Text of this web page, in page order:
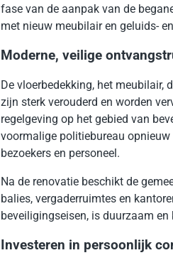
fase van de aanpak van de
met nieuw meubilair en geluids-
Moderne, veilige
De vloerbedekking, het meubilair,
zijn sterk verouderd en worden
regelgeving op het gebied van
voormalige politiebureau
bezoekers en personeel.
Na de renovatie beschikt de
balies, vergaderruimtes en
beveiligingseisen, is duurzaam
Investeren in persoonlijk